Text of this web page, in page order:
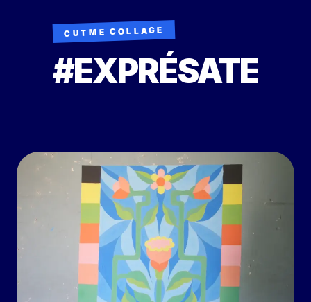
CUTME COLLAGE
#EXPRÉSATE